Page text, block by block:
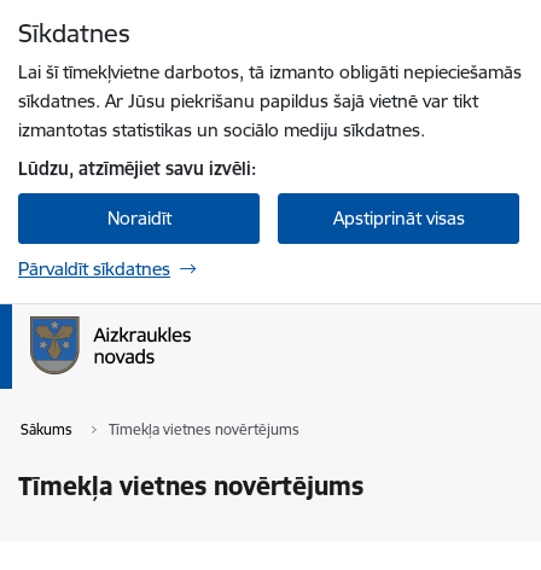
Sīkdatnes
Lai šī tīmekļvietne darbotos, tā izmanto obligāti nepieciešamās
sīkdatnes. Ar Jūsu piekrišanu papildus šajā vietnē var tikt
izmantotas statistikas un sociālo mediju sīkdatnes.
Lūdzu, atzīmējiet savu izvēli:
Noraidīt Apstiprināt visas
Pārvaldīt sīkdatnes
Sākums Tīmekļa vietnes novērtējums
Tīmekļa vietnes novērtējums